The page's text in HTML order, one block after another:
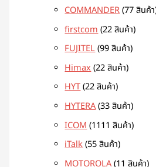
COMMANDER 77 สินค้า
firstcom 22 สินค้า
FUJITEL 99 สินค้า
Himax 22 สินค้า
HYT 22 สินค้า
HYTERA 33 สินค้า
ICOM 1111 สินค้า
iTalk 55 สินค้า
MOTOROLA 11 สินค้า